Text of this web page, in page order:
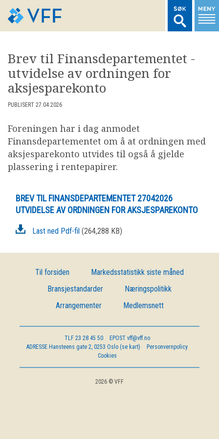
LOGG INN MEDLEMSNETT
MARKEDSSTATISTIKK
FONDSDATA
BRANSJENORMER
AKTUELT
OM VFF
DEN LILLE FONDSHÅNDBOKEN
IN ENGLISH
Brev til Finansdepartementet -
utvidelse av ordningen for
aksjesparekonto
PUBLISERT 27.04.2026
Foreningen har i dag anmodet
Finansdepartementet om å at ordningen med
aksjesparekonto utvides til også å gjelde
plassering i rentepapirer.
BREV TIL FINANSDEPARTEMENTET 27042026
UTVIDELSE AV ORDNINGEN FOR AKSJESPAREKONTO
Last ned Pdf-fil (264,288 KB)
Til forsiden
Markedsstatistikk siste måned
Bransjestandarder
Næringspolitikk
Arrangementer
Medlemsnett
TLF 23 28 45 50 EPOST vff@vff.no
ADRESSE Hansteens gate 2, 0253 Oslo (se kart)
Personvernpolicy
Cookies
2026 © VFF